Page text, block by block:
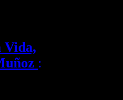
Vida,
: